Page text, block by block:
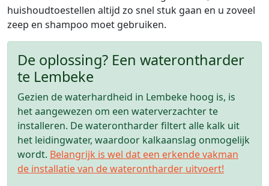
huishoudtoestellen altijd zo snel stuk gaan en u zoveel
zeep en shampoo moet gebruiken.
De oplossing? Een waterontharder
te Lembeke
Gezien de waterhardheid in Lembeke hoog is, is
het aangewezen om een waterverzachter te
installeren. De waterontharder filtert alle kalk uit
het leidingwater, waardoor kalkaanslag onmogelijk
wordt. Belangrijk is wel dat een erkende vakman
de installatie van de waterontharder uitvoert!